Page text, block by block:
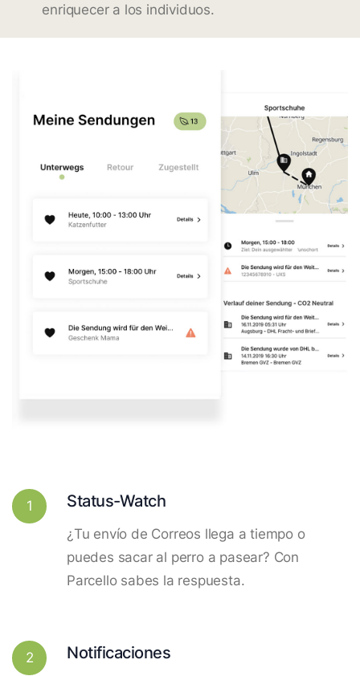
enriquecer a los individuos.
1 Status-Watch
¿Tu envío de Correos llega a tiempo o
puedes sacar al perro a pasear? Con
Parcello sabes la respuesta.
2 Notificaciones